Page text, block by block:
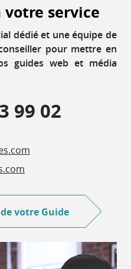
votre service
dédié et une équipe de
pour mettre en
guides web et média
99 02
votre Guide